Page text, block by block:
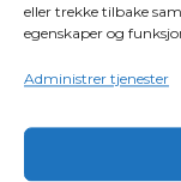
eller trekke tilbake
egenskaper og
Administrer tjenester
STIKKORD
aktiviteter
båtforbundet